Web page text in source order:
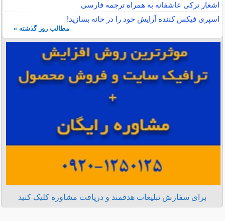
اشعار ترکی عاشقانه به همراه ترجمه فارسی
اسپری فیکس کننده آرایش خود را در خانه بسازید!
مطالب روز گذشته »
برای سفارش تبلیغات هدفمند و دریافت مشاوره کلیک کنید